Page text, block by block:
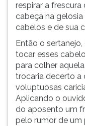
respirar a
cabeça na gelosia
cabelos e de sua
Então o
tocar esses
para colher
trocaria decerto a
voluptuosas
Aplicando o
do aposento um
pelo rumor de um